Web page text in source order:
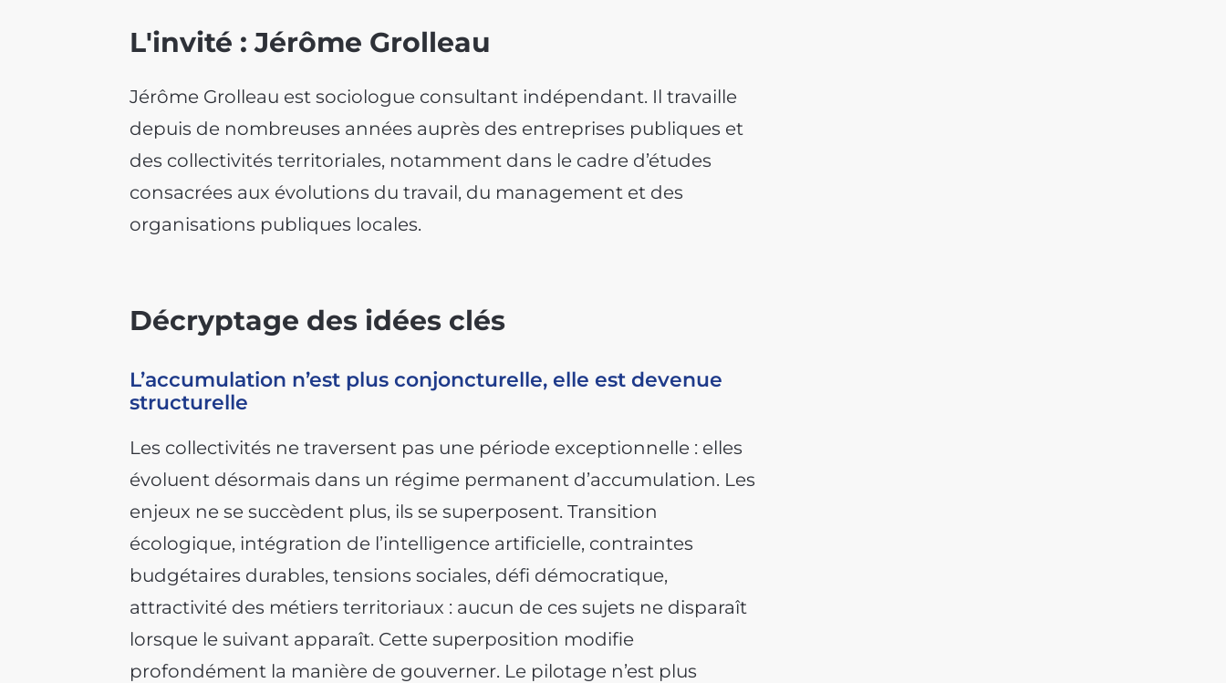
L'invité : Jérôme Grolleau
Jérôme Grolleau est sociologue consultant indépendant. Il travaille
depuis de nombreuses années auprès des entreprises publiques et
des collectivités territoriales, notamment dans le cadre d’études
consacrées aux évolutions du travail, du management et des
organisations publiques locales.
Décryptage des idées clés
L’accumulation n’est plus conjoncturelle, elle est devenue
structurelle
Les collectivités ne traversent pas une période exceptionnelle : elles
évoluent désormais dans un régime permanent d’accumulation. Les
enjeux ne se succèdent plus, ils se superposent. Transition
écologique, intégration de l’intelligence artificielle, contraintes
budgétaires durables, tensions sociales, défi démocratique,
attractivité des métiers territoriaux : aucun de ces sujets ne disparaît
lorsque le suivant apparaît. Cette superposition modifie
profondément la manière de gouverner. Le pilotage n’est plus